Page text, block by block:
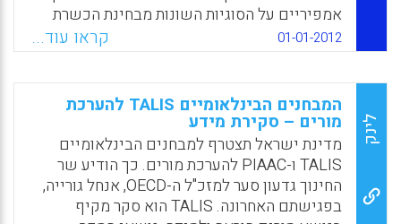
אמפיריים על הסוגיות השונות מבחינת הכשרת
המורים המשפיעות על איכות המורים. מה הם
הממצאים המחקרים האמפיריים בין מרכיבי
הכשרת המורים ואיכות המורים כפי שנמצאו
בסקירת מחקרים שונים. סקירת המחקרים
מתייחסת בעיקר למחקרים אמפיריים שהתפרסמו
בארה"ב מאז שנת 1998. שישה ז'אנרים שימושו
כעדשות למיקוד ומיון ממצאי המחקר ( Cochran-
Smith, M., Cannady, M., McEachern, K. P.,
Mitchell, K., Piazza, P., Power, C., & Ryan, A ).
01-01-2012 קראו עוד...
לינק
המבחנים הבינלאומיים TALIS להערכת
מורים – סקירת מידע
מדינת ישראל תצטרף למבחנים הבינלאומיים
TALIS ו-PIAAC להערכת מורים. כך הודיע שר
החינוך גדעון סער למזכ"ל ה-OECD, אנחל גורייה,
בפגישתם האחרונה. TALIS הוא סקר מקיף